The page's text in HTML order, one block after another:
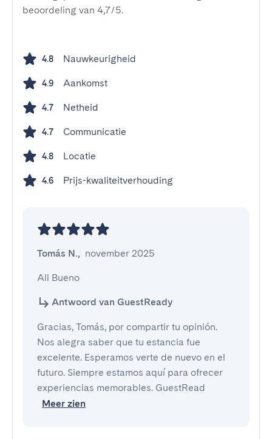
beoordeling van 4,7/5.
4.8 Nauwkeurigheid
4.9 Aankomst
4.7 Netheid
4.7 Communicatie
4.8 Locatie
4.6 Prijs-kwaliteitverhouding
Tomás N., november 2025
All Bueno
Antwoord van GuestReady
Gracias, Tomás, por compartir tu opinión.
Nos alegra saber que tu estancia fue
excelente. Esperamos verte de nuevo en el
futuro. Siempre estamos aquí para ofrecer
experiencias memorables. GuestRead
Meer zien